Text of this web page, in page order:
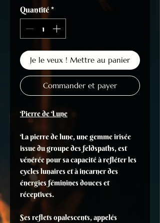
Quantité *
Je le veux ! Mettre au panier
Commander et payer
Pierre de Lune
La pierre de lune, une gemme irisée
issue du groupe des feldspaths, est
vénérée pour sa capacité à refléter les
cycles lunaires et à incarner des
énergies féminines douces et
réceptives.
Ses reflets opalescents, appelés